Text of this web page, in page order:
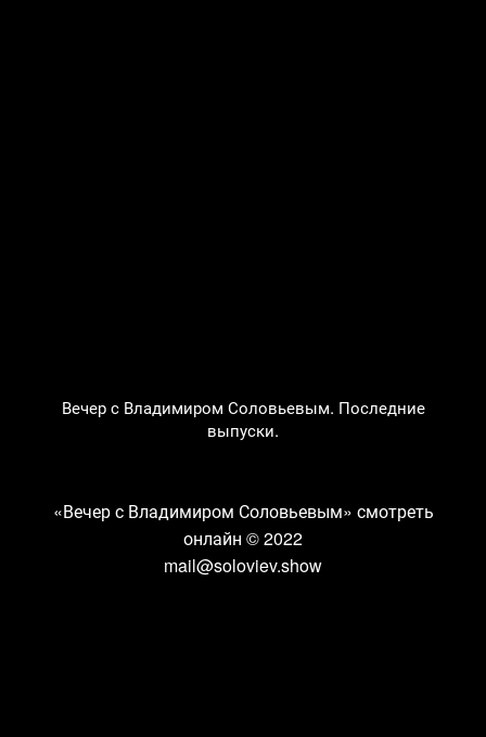
Вечер с Владимиром Соловьевым. Последние
выпуски.
«Вечер с Владимиром Соловьевым» смотреть
онлайн © 2022
mail@soloviev.show